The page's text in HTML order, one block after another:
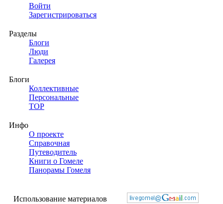
Войти
Зарегистрироваться
Разделы
Блоги
Люди
Галерея
Блоги
Коллективные
Персональные
TOP
Инфо
О проекте
Справочная
Путеводитель
Книги о Гомеле
Панорамы Гомеля
Использование материалов